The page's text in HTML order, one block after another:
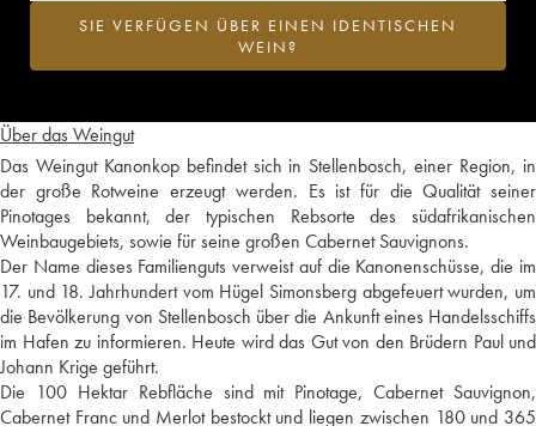
Über das Weingut
Das Weingut Kanonkop befindet sich in Stellenbosch, einer Region, in
der große Rotweine erzeugt werden. Es ist für die Qualität seiner
Pinotages bekannt, der typischen Rebsorte des südafrikanischen
Weinbaugebiets, sowie für seine großen Cabernet Sauvignons.
Der Name dieses Familienguts verweist auf die Kanonenschüsse, die im
17. und 18. Jahrhundert vom Hügel Simonsberg abgefeuert wurden, um
die Bevölkerung von Stellenbosch über die Ankunft eines Handelsschiffs
im Hafen zu informieren. Heute wird das Gut von den Brüdern Paul und
Johann Krige geführt.
Die 100 Hektar Rebfläche sind mit Pinotage, Cabernet Sauvignon,
Cabernet Franc und Merlot bestockt und liegen zwischen 180 und 365
SIE VERFÜGEN ÜBER EINEN IDENTISCHEN
WEIN?